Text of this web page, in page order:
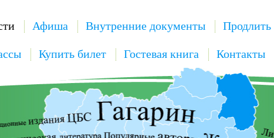
Афиша Внутренние документы Продлить
Купить билет Гостевая книга Контакты